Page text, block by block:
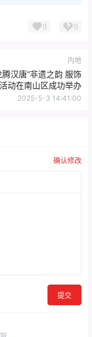
0 0
内地
汉唐“非遗之韵 服饰
动在南山区成功举办
2025-5-3 14:41:00
确认修改
提交